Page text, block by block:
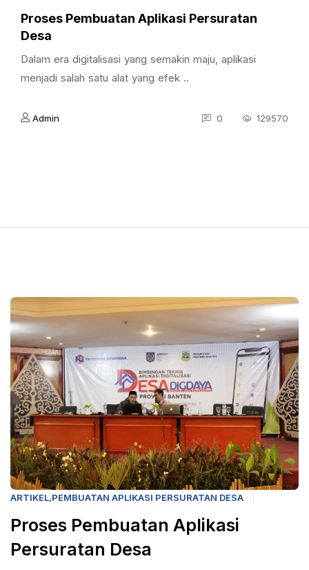
Proses Pembuatan Aplikasi Persuratan
Desa
Dalam era digitalisasi yang semakin maju, aplikasi
menjadi salah satu alat yang efek ..
Admin 0 129570
ARTIKEL,PEMBUATAN APLIKASI PERSURATAN DESA
Proses Pembuatan Aplikasi
Persuratan Desa